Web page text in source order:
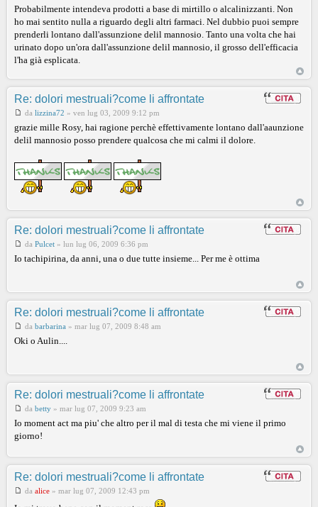
Probabilmente intendeva prodotti a base di mirtillo o alcalinizzanti. Non
ho mai sentito nulla a riguardo degli altri farmaci. Nel dubbio puoi sempre
prenderli lontano dall'assunzione delil mannosio. Tanto una volta che hai
urinato dopo un'ora dall'assunzione delil mannosio, il grosso dell'efficacia
l'ha già esplicata.
Re: dolori mestruali?come li affrontate
da lizzina72 » ven lug 03, 2009 9:12 pm
grazie mille Rosy, hai ragione perchè effettivamente lontano dall'aaunzione
delil mannosio posso prendere qualcosa che mi calmi il dolore.
Re: dolori mestruali?come li affrontate
da Pulcet » lun lug 06, 2009 6:36 pm
Io tachipirina, da anni, una o due tutte insieme... Per me è ottima
Re: dolori mestruali?come li affrontate
da barbarina » mar lug 07, 2009 8:48 am
Oki o Aulin....
Re: dolori mestruali?come li affrontate
da betty » mar lug 07, 2009 9:23 am
Io moment act ma piu' che altro per il mal di testa che mi viene il primo
giorno!
Re: dolori mestruali?come li affrontate
da alice » mar lug 07, 2009 12:43 pm